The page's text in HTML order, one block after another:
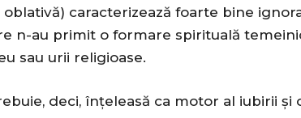
oblativă) caracterizează foarte bine
n-au primit o formare spirituală
sau urii religioase.
deci, înțeleasă ca motor al iubirii și